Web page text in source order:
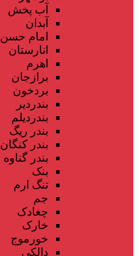
آب پخش
آبدان
امام حسن
انارستان
اهرم
برازجان
بردخون
بندردیر
بندردیلم
بندر ریگ
بندر کنگان
بندر گناوه
بنک
تنگ ارم
جم
چغادک
خارک
خورموج
دالکی